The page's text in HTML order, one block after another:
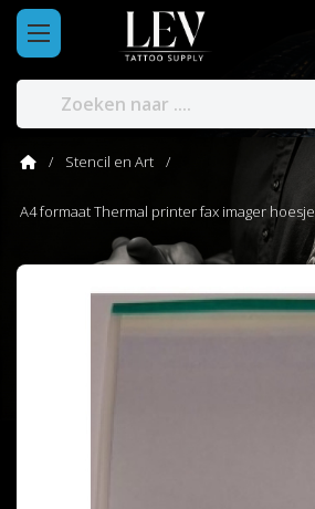
Stencil en Art
A4 formaat Thermal printer fax imager hoesje